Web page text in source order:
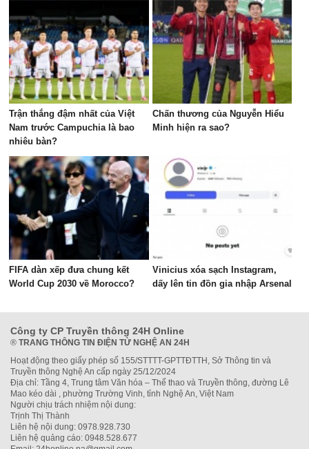
Trận thắng đậm nhất của Việt
Nam trước Campuchia là bao
nhiêu bàn?
Chấn thương của Nguyễn Hiểu
Minh hiện ra sao?
FIFA dàn xếp đưa chung kết
World Cup 2030 về Morocco?
Vinicius xóa sạch Instagram,
dấy lên tin đồn gia nhập Arsenal
Công ty CP Truyền thông 24H Online
® TRANG THÔNG TIN ĐIỆN TỬ NGHỆ AN 24H
Hoạt động theo giấy phép số 155/STTTT-GPTTĐTTH, Sở Thông tin và
Truyền thông Nghệ An cấp ngày 25/12/2024
Địa chỉ: Tầng 4, Trung tâm Văn hóa – Thể thao và Truyền thông, đường Lê
Mao kéo dài , phường Trường Vinh, tỉnh Nghệ An, Việt Nam
Người chịu trách nhiệm nội dung:
Trịnh Thị Thành
Liên hệ nội dung: 0978.928.730
Liên hệ quảng cáo: 0948.528.677